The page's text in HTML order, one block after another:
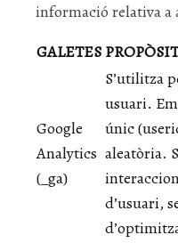
informació relativa a
GALETES PROPÒSIT
Google
Analytics
(_ga)
S’utilitza
usuari.
únic
aleatòria.
d’usuari,